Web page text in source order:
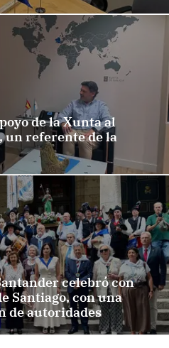
de la Xunta al
un referente de la
celebró con
Santiago, con una
de autoridades